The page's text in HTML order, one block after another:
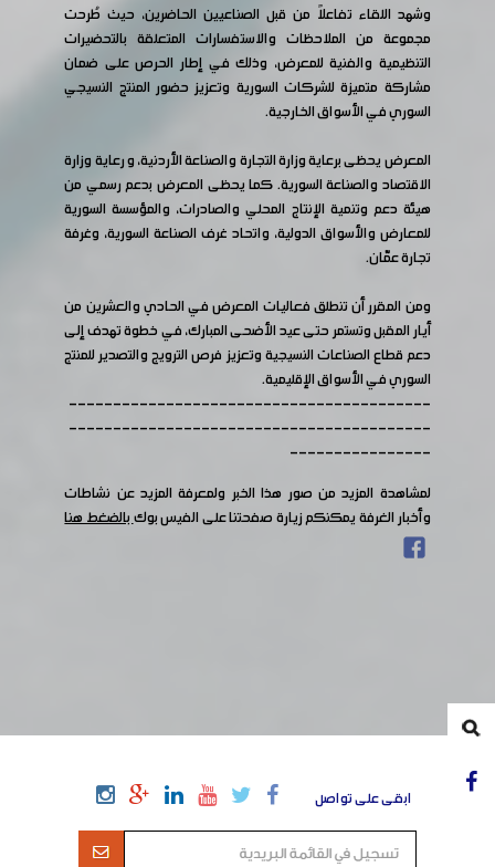
وشهد اللقاء تفاعلاً من قبل الصناعيين الحاضرين، حيث طُرحت
مجموعة من الملاحظات والاستفسارات المتعلقة بالتحضيرات
التنظيمية والفنية للمعرض، وذلك في إطار الحرص على ضمان
مشاركة متميزة للشركات السورية وتعزيز حضور المنتج النسيجي
السوري في الأسواق الخارجية.
المعرض يحظى برعاية وزارة التجارة والصناعة الأردنية، و رعاية وزارة
الاقتصاد والصناعة السورية. كما يحظى المعرض بدعم رسمي من
هيئة دعم وتنمية الإنتاج المحلي والصادرات، والمؤسسة السورية
للمعارض والأسواق الدولية، واتحاد غرف الصناعة السورية، وغرفة
تجارة عمّان.
ومن المقرر أن تنطلق فعاليات المعرض في الحادي والعشرين من
أيار المقبل وتستمر حتى عيد الأضحى المبارك، في خطوة تهدف إلى
دعم قطاع الصناعات النسيجية وتعزيز فرص الترويج والتصدير للمنتج
السوري في الأسواق الإقليمية.
-----------------------------------------
-----------------------------------------
----------------
لمشاهدة المزيد من صور هذا الخبر ولمعرفة المزيد عن نشاطات
وأخبار الغرفة يمكنكم زيارة صفحتنا على الفيس بوكبالضغط هنا
ابقى على تواصل